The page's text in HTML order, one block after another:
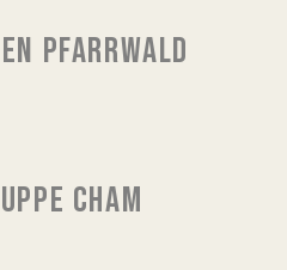
PFARRWALD
CHAM